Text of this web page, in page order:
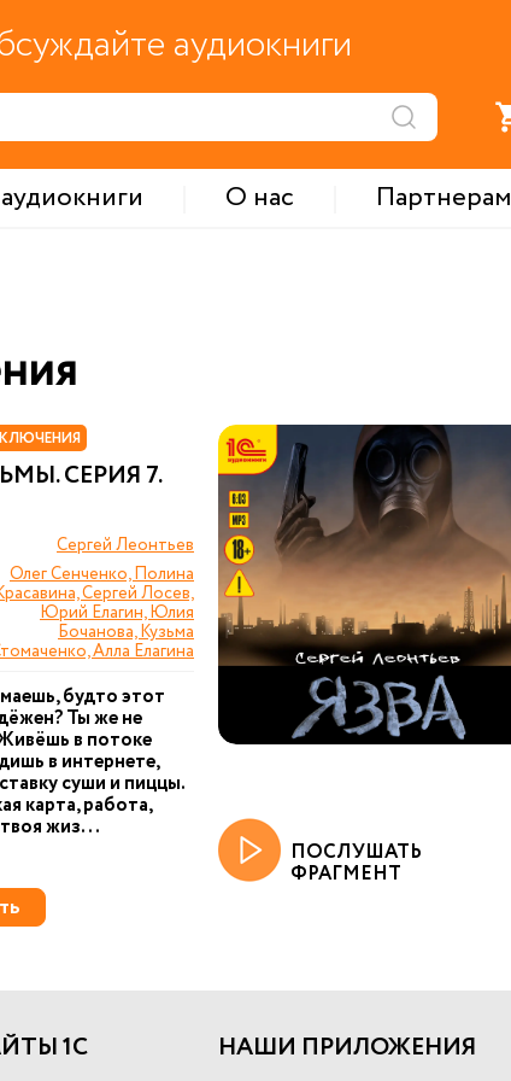
аудиокниги
О нас
Партнерам
СЕРИЯ 7.
Сергей Леонтьев
Олег Сенченко, Полина
Сергей Лосев,
Юрий Елагин, Юлия
Бочанова, Кузьма
Алла Елагина
будто этот
Ты же не
в потоке
в интернете,
суши и пиццы.
карта, работа,
жиз...
ПОСЛУШАТЬ
ФРАГМЕНТ
1С НАШИ ПРИЛОЖЕНИЯ